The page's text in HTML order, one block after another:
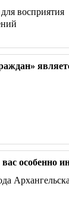
восприятия
особенно
Архангельска